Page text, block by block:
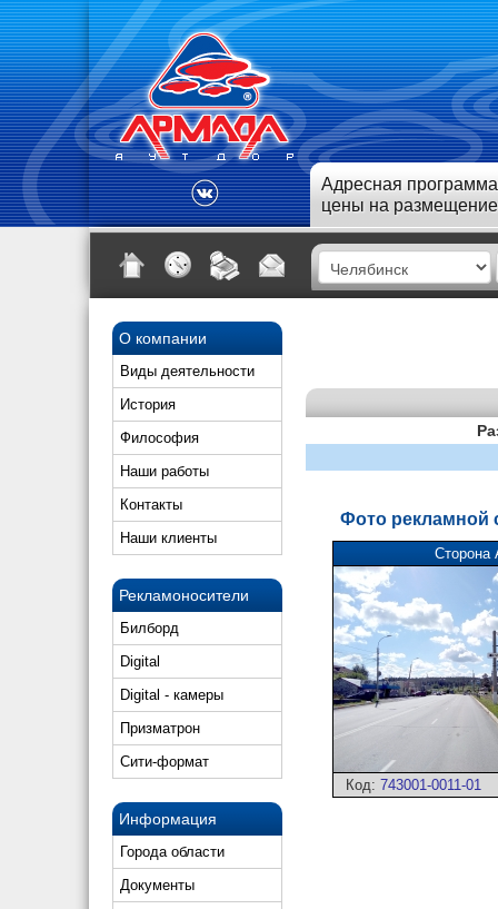
Адресная
цены на размещение
О компании
Виды деятельности
История
Философия
Наши работы
Контакты
Наши клиенты
Рекламоносители
Билборд
Digital
Digital - камеры
Призматрон
Сити-формат
Информация
Города области
Документы
Фото рекламной
Сторона
Код: 743001-0011-01